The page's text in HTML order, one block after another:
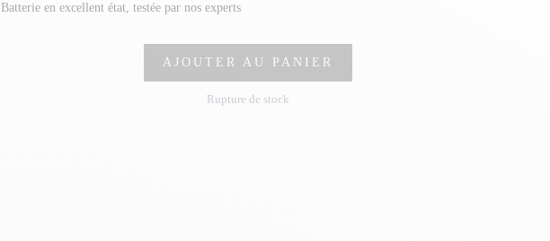
Batterie en excellent état, testée par nos experts
AJOUTER AU PANIER
Rupture de stock